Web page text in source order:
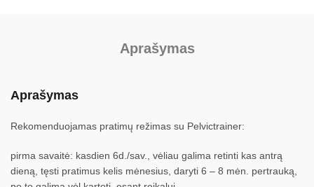
Aprašymas
Aprašymas
Rekomenduojamas pratimų režimas su Pelvictrainer:
pirma savaitė: kasdien 6d./sav., vėliau galima retinti kas antrą
dieną, tęsti pratimus kelis mėnesius, daryti 6 – 8 mėn. pertrauką,